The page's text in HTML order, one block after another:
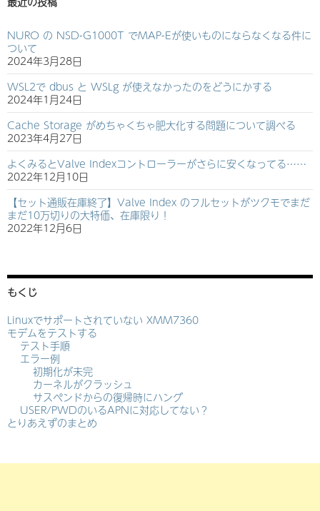
NURO の NSD-G1000T でMAP-Eが使いものにならなくなる件に
ついて
2024年3月28日
WSL2で dbus と WSLg が使えなかったのをどうにかする
2024年1月24日
Cache Storage がめちゃくちゃ肥大化する問題について調べる
2023年4月27日
よくみるとValve Indexコントローラーがさらに安くなってる……
2022年12月10日
【セット通販在庫終了】Valve Index のフルセットがツクモでまだ
まだ10万切りの大特価、在庫限り！
2022年12月6日
もくじ
Linuxでサポートされていない XMM7360
モデムをテストする
テスト手順
エラー例
初期化が未完
カーネルがクラッシュ
サスペンドからの復帰時にハング
USER/PWDのいるAPNに対応してない？
とりあえずのまとめ